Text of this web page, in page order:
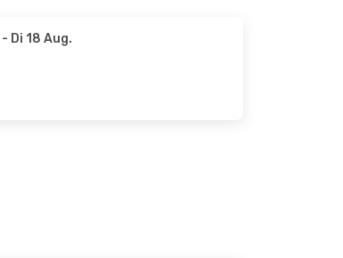
- Di 18 Aug.